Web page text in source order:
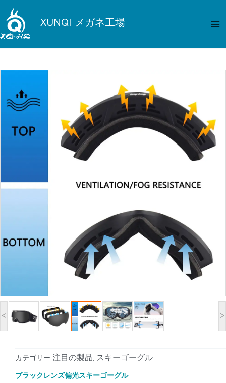
容
を
ス
ッ
XUNQI メガネ工場
イ
ン
メ
ー
< >
カテゴリー 注目の製品, スキーゴーグル
ブラックレンズ偏光スキーゴーグル